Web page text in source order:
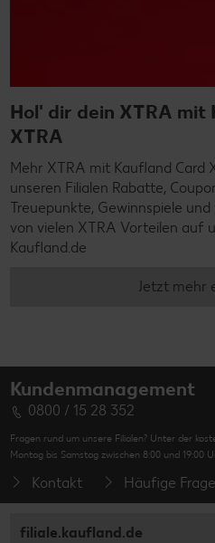
Hol' dir dein XTRA mit
XTRA
Mehr XTRA mit Kaufland Card
unseren Filialen Rabatte,
Treuepunkte, Gewinnspiele
von vielen XTRA Vorteilen auf
Kaufland.de
Jetzt mehr
Kundenmanagement
0800 / 15 28 352
Fragen rund um unsere Filialen? Unter der
Montag bis Samstag zwischen 8:00 und 19:00
Kontakt Häufige
filiale.kaufland.de